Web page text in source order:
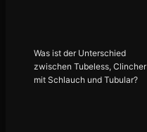
Was ist der Unterschied
zwischen Tubeless, Clincher
mit Schlauch und Tubular?